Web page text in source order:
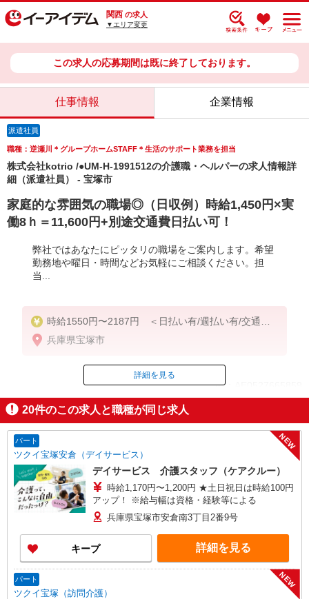
関西 の求人
▼エリア変更
この求人の応募期間は既に終了しております。
仕事情報 企業情報
派遣社員
職種：逆瀬川＊グループホームSTAFF＊生活のサポート業務を担当
株式会社kotrio /●UM-H-1991512の介護職・ヘルパーの求人情報詳
細（派遣社員） - 宝塚市
家庭的な雰囲気の職場◎（日収例）時給1,450円×実
働8ｈ＝11,600円+別途交通費日払い可！
弊社ではあなたにピッタリの職場をご案内します。希望
勤務地や曜日・時間などお気軽にご相談ください。担
当...
時給1550円〜2187円 ＜日払い有/週払い有/交通費
全支給(ガソリン代含む)＞
兵庫県宝塚市
ID：AE0527665859
掲載期間終了
詳細を見る
20件のこの求人と職種が同じ求人
パート
ツクイ宝塚安倉（デイサービス）
NEW
デイサービス 介護スタッフ（ケアクルー）
時給1,170円〜1,200円 ★土日祝日は時給100円
アップ！ ※給与幅は資格・経験等による
兵庫県宝塚市安倉南3丁目2番9号
キープ 詳細を見る
パート
ツクイ宝塚（訪問介護）
NEW